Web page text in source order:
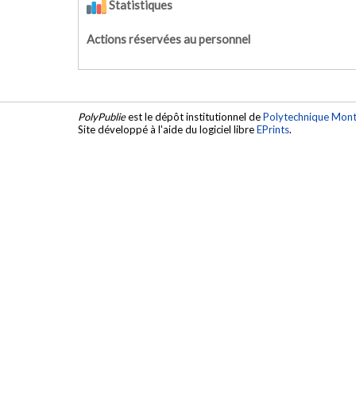
Statistiques
Actions réservées au personnel
PolyPublieest le dépôt institutionnel dePolytechnique
Site développé à l'aide du logiciel libreEPrints.